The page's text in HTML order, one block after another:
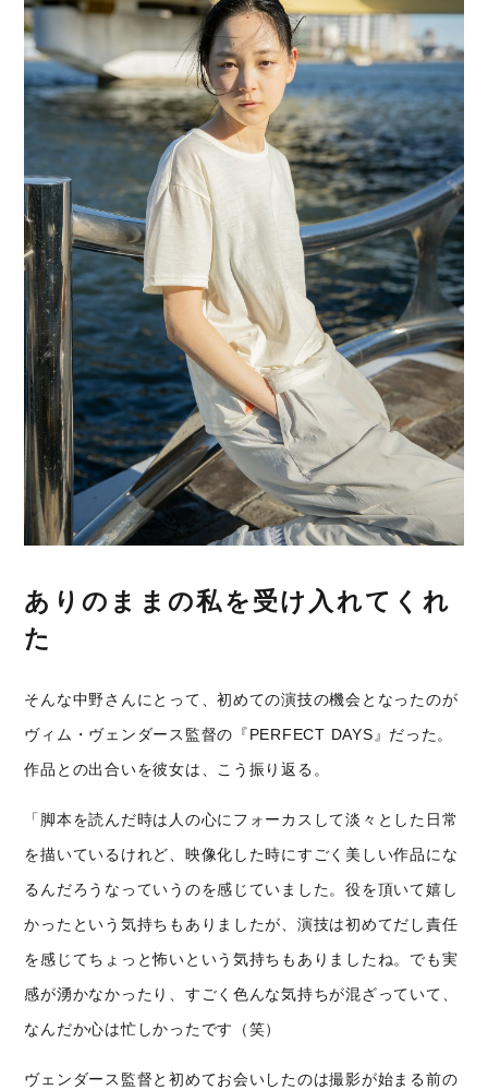
ありのままの私を受け入れてくれ
た
そんな中野さんにとって、初めての演技の機会となったのが
ヴィム・ヴェンダース監督の『PERFECT DAYS』だった。
作品との出合いを彼女は、こう振り返る。
「脚本を読んだ時は人の心にフォーカスして淡々とした日常
を描いているけれど、映像化した時にすごく美しい作品にな
るんだろうなっていうのを感じていました。役を頂いて嬉し
かったという気持ちもありましたが、演技は初めてだし責任
を感じてちょっと怖いという気持ちもありましたね。でも実
感が湧かなかったり、すごく色んな気持ちが混ざっていて、
なんだか心は忙しかったです（笑）
ヴェンダース監督と初めてお会いしたのは撮影が始まる前の